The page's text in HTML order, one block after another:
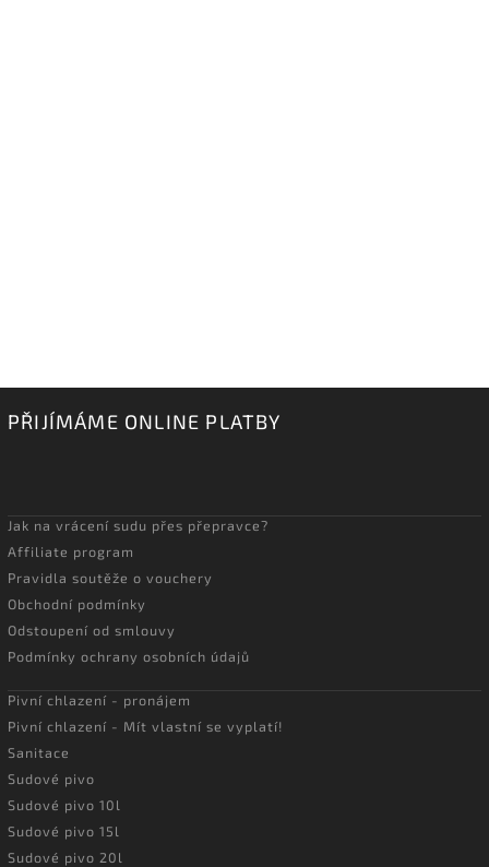
PŘIJÍMÁME ONLINE PLATBY
Jak na vrácení sudu přes přepravce?
Affiliate program
Pravidla soutěže o vouchery
Obchodní podmínky
Odstoupení od smlouvy
Podmínky ochrany osobních údajů
Pivní chlazení - pronájem
Pivní chlazení - Mít vlastní se vyplatí!
Sanitace
Sudové pivo
Sudové pivo 10l
Sudové pivo 15l
Sudové pivo 20l